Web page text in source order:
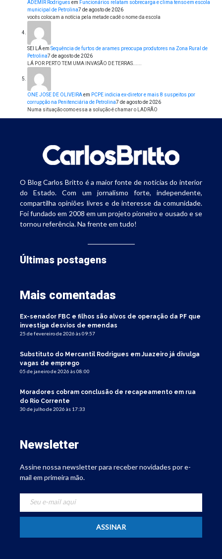
ADEMIR Rodrigues em Funcionários relatam sobrecarga e clima tenso em escola
municipal de Petrolina7 de agosto de 2026
vocês colocam a notícia pela metade cadê o nome da escola
SEI LÁem Sequência de furtos de arames preocupa produtores na Zona Rural de
Petrolina7 de agosto de 2026
LÁ POR PERTO TEM UMA INVASÃO DE TERRAS......
ONE JOSE DE OLIVEIRAem PCPE indicia ex-diretor e mais 8 suspeitos por
corrupção na Penitenciária de Petrolina7 de agosto de 2026
Numa situação como essa a solução é chamar o LADRÃO
O Blog Carlos Britto é a maior fonte de notícias do interior
do Estado. Com um jornalismo forte, independente,
compartilha opiniões livres e de interesse da comunidade.
Foi fundado em 2008 em um projeto pioneiro e ousado e se
tornou referência. Na frente em tudo!
Últimas postagens
Mais comentadas
Ex-senador FBC e filhos são alvos de operação da PF que
investiga desvios de emendas
25 de fevereiro de 2026 às 09:57
Substituto do Mercantil Rodrigues em Juazeiro já divulga
vagas de emprego
05 de janeiro de 2026 às 08:00
Moradores cobram conclusão de recapeamento em rua
do Rio Corrente
30 de julho de 2026 às 17:33
Newsletter
Assine nossa newsletter para receber novidades por e-
mail em primeira mão.